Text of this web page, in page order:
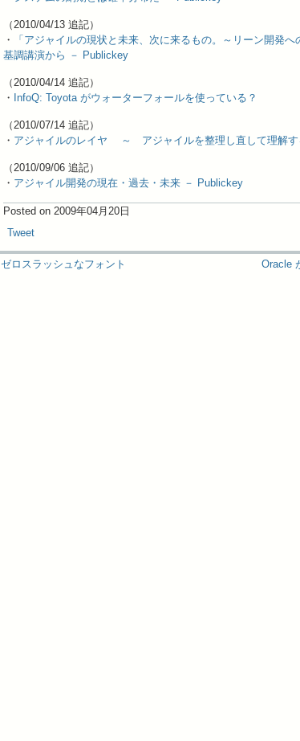
（2010/04/13 追記）
・
「アジャイルの現状と未来、次に来るもの。～リーン開発
基調講演から － Publickey
（2010/04/14 追記）
・ InfoQ: Toyota がウォーターフォールを使っている？
（2010/07/14 追記）
・ アジャイルのレイヤ ～ アジャイルを整理し直して理解す
（2010/09/06 追記）
・ アジャイル開発の現在・過去・未来 － Publickey
Posted on 2009年04月20日
Tweet
ゼロスラッシュなフォント Oracle